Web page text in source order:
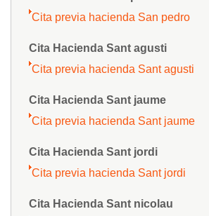
Cita previa hacienda San pedro
Cita Hacienda Sant agusti
Cita previa hacienda Sant agusti
Cita Hacienda Sant jaume
Cita previa hacienda Sant jaume
Cita Hacienda Sant jordi
Cita previa hacienda Sant jordi
Cita Hacienda Sant nicolau